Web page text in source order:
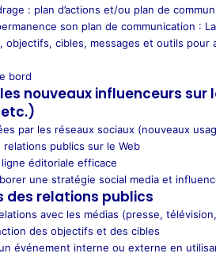
: plan d’actions et/ou plan de
son plan de communication :
objectifs, cibles, messages et outils pour
bord
nouveaux influenceurs sur
par les réseaux sociaux (nouveaux
publics sur le Web
éditoriale efficace
une stratégie social media et
des relations publics
avec les médias (presse,
des objectifs et des cibles
événement interne ou externe en